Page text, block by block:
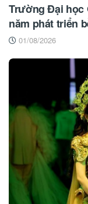
Trường Đại học
năm phát triển
01/08/2026